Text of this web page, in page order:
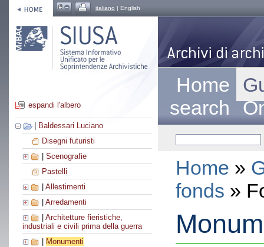
italiano | English
espandi l'albero
Baldessari Luciano
Disegni futuristi
Scenografie
Pastelli
Allestimenti
Arredamenti
Architetture fieristiche,
industriali e civili prima della guerra
Monumenti
Home
search
Home »
fonds »